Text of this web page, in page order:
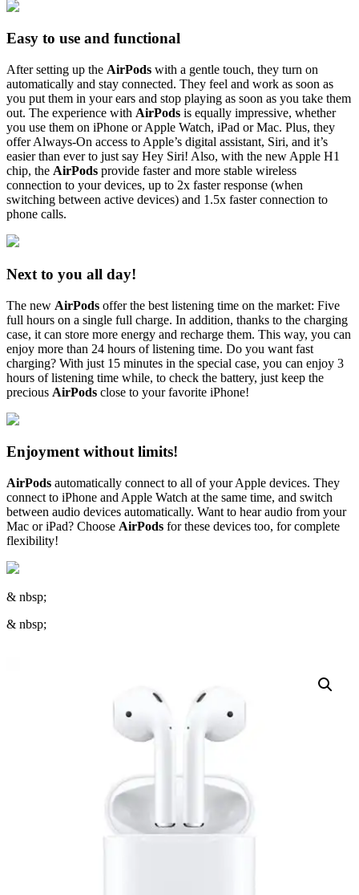
Easy to use and functional
After setting up the AirPods with a gentle touch, they turn on
automatically and stay connected. They feel and work as soon as
you put them in your ears and stop playing as soon as you take them
out. The experience with AirPods is equally impressive, whether
you use them on iPhone or Apple Watch, iPad or Mac. Plus, they
offer Always-On access to Apple’s digital assistant, Siri, and it’s
easier than ever to just say Hey Siri! Also, with the new Apple H1
chip, the AirPods provide faster and more stable wireless
connection to your devices, up to 2x faster response (when
switching between active devices) and 1.5x faster connection to
phone calls.
Next to you all day!
The new AirPods offer the best listening time on the market: Five
full hours on a single full charge. In addition, thanks to the charging
case, it can store more energy and recharge them. This way, you can
enjoy more than 24 hours of listening time. Do you want fast
charging? With just 15 minutes in the special case, you can enjoy 3
hours of listening time while, to check the battery, just keep the
precious AirPods close to your favorite iPhone!
Enjoyment without limits!
AirPods automatically connect to all of your Apple devices. They
connect to iPhone and Apple Watch at the same time, and switch
between audio devices automatically. Want to hear audio from your
Mac or iPad? Choose AirPods for these devices too, for complete
flexibility!
& nbsp;
& nbsp;